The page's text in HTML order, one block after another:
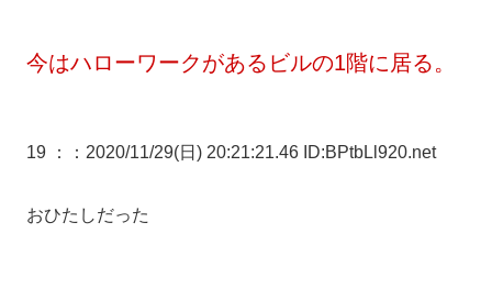
今はハローワークがあるビルの1階に居る。
19 ： ：2020/11/29(日) 20:21:21.46 ID:BPtbLl920.net
おひたしだった